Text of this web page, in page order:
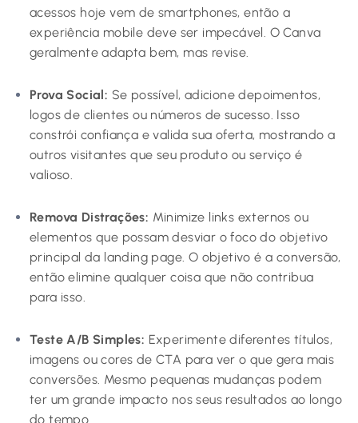
acessos hoje vem de smartphones, então a
experiência mobile deve ser impecável. O Canva
geralmente adapta bem, mas revise.
Prova Social: Se possível, adicione depoimentos,
logos de clientes ou números de sucesso. Isso
constrói confiança e valida sua oferta, mostrando a
outros visitantes que seu produto ou serviço é
valioso.
Remova Distrações: Minimize links externos ou
elementos que possam desviar o foco do objetivo
principal da landing page. O objetivo é a conversão,
então elimine qualquer coisa que não contribua
para isso.
Teste A/B Simples: Experimente diferentes títulos,
imagens ou cores de CTA para ver o que gera mais
conversões. Mesmo pequenas mudanças podem
ter um grande impacto nos seus resultados ao longo
do tempo.